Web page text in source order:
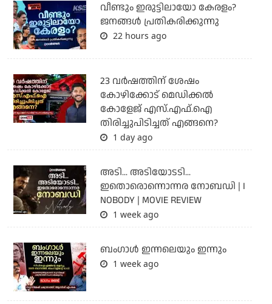
വീണ്ടും ഇരുട്ടിലായോ കേരളം?
ജനങ്ങൾ പ്രതികരിക്കുന്നു
22 hours ago
23 വർഷത്തിന് ശേഷം
കോഴിക്കോട് മെഡിക്കൽ
കോളേജ് എസ്.എഫ്.ഐ
തിരിച്ചുപിടിച്ചത് എങ്ങനെ?
1 day ago
അടി... അടിയോടടി...
ഇതൊരൊന്നൊന്നര നോബഡി | I
NOBODY | MOVIE REVIEW
1 week ago
ബംഗാള്‍ ഇന്നലെയും ഇന്നും
1 week ago